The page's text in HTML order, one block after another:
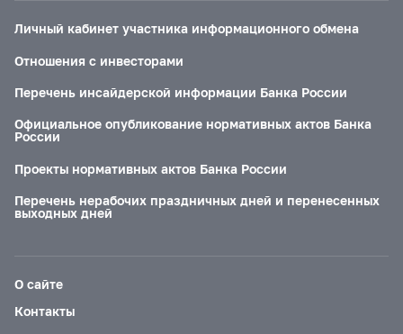
Личный кабинет участника информационного обмена
Отношения с инвесторами
Перечень инсайдерской информации Банка России
Официальное опубликование нормативных актов Банка
России
Проекты нормативных актов Банка России
Перечень нерабочих праздничных дней и перенесенных
выходных дней
О сайте
Контакты